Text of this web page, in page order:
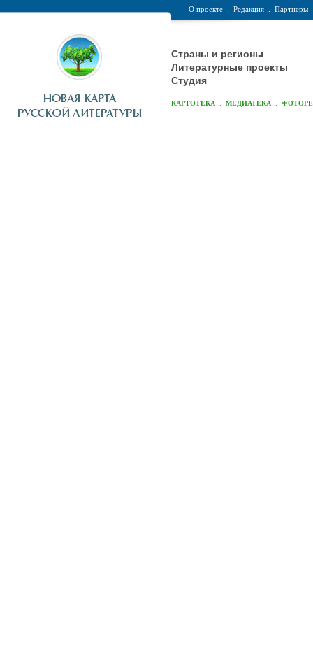
О проекте Редакция Партнеры
Страны и регионы
Литературные проекты
Студия
КАРТОТЕКА МЕДИАТЕКА